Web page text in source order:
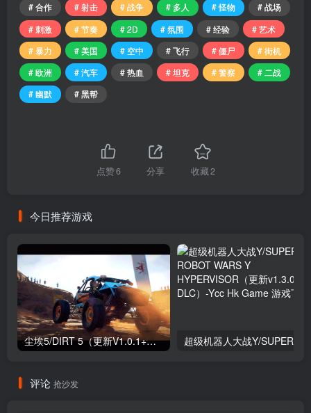
# 合作
# 射击 # 战争 # 多人 # 怪物
# 战场
# 刺激
# 节奏 # 2D # 氛围 # 经验
# 艺术
# 暴力
# 美国 # 空中 # 飞行 # 僵尸
# 街机
# 欧洲
# 汽车 # 热血 # 坦克 # 警察
# 二战
# 幽默
# 黑帮
点赞6 分享 收藏2
今日推荐游戏
尘埃5/DIRT 5（更新V1.0.1+全DLC）
评论 抢沙发